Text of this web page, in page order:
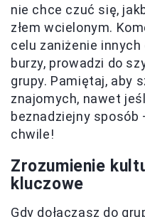
nie chce czuć się,
złem wcielonym.
celu zaniżenie innych
burzy, prowadzi do
grupy. Pamiętaj, aby
znajomych, nawet
beznadziejny
chwile!
Zrozumienie
kluczowe
Gdy dołączasz do